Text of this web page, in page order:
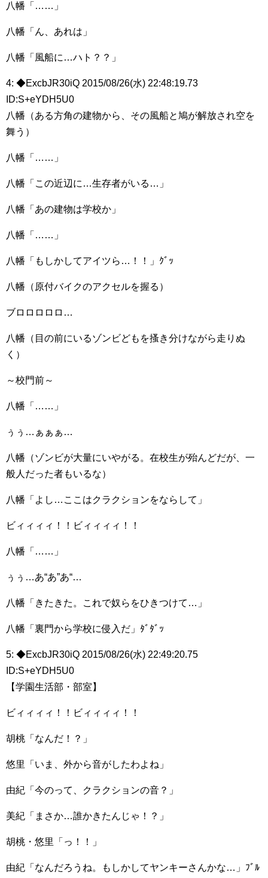
八幡「……」
八幡「ん、あれは」
八幡「風船に…ハト？？」
4: ◆ExcbJR30iQ 2015/08/26(水) 22:48:19.73
ID:S+eYDH5U0
八幡（ある方角の建物から、その風船と鳩が解放され空を
舞う）
八幡「……」
八幡「この近辺に…生存者がいる…」
八幡「あの建物は学校か」
八幡「……」
八幡「もしかしてアイツら…！！」ｸﾞｯ
八幡（原付バイクのアクセルを握る）
ブロロロロロ…
八幡（目の前にいるゾンビどもを搔き分けながら走りぬ
く）
～校門前～
八幡「……」
ぅぅ…ぁぁぁ…
八幡（ゾンビが大量にいやがる。在校生が殆んどだが、一
般人だった者もいるな）
八幡「よし…ここはクラクションをならして」
ビィィィィ！！ビィィィィ！！
八幡「……」
ぅぅ…あ“あ”あ“…
八幡「きたきた。これで奴らをひきつけて…」
八幡「裏門から学校に侵入だ」ﾀﾞﾀﾞｯ
5: ◆ExcbJR30iQ 2015/08/26(水) 22:49:20.75
ID:S+eYDH5U0
【学園生活部・部室】
ビィィィィ！！ビィィィィ！！
胡桃「なんだ！？」
悠里「いま、外から音がしたわよね」
由紀「今のって、クラクションの音？」
美紀「まさか…誰かきたんじゃ！？」
胡桃・悠里「っ！！」
由紀「なんだろうね。もしかしてヤンキーさんかな…」ﾌﾞﾙ